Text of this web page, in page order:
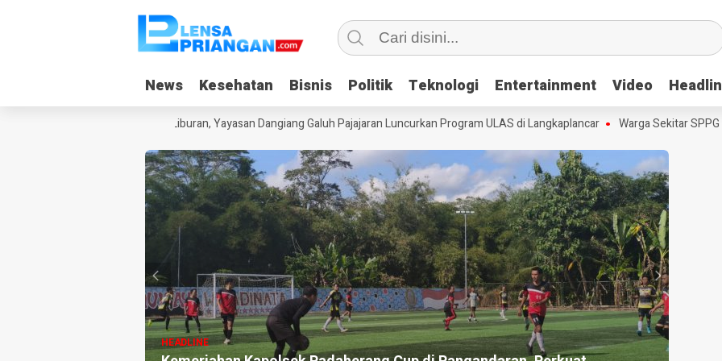
News Kesehatan Bisnis Politik Teknologi Entertainment Video
News Kesehatan Bisnis Politik Teknologi Entertainment Video
Kecanduan Gadget Saat Liburan, Yayasan Dangiang Galuh Pajajaran Luncurkan Program ULAS di Langkaplancar Warga Sekitar SPPG
HEADLINE